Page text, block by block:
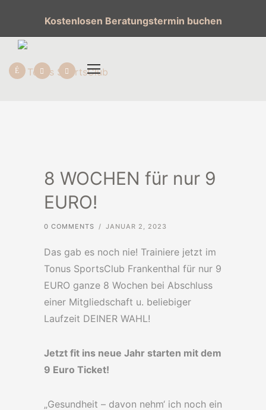
Kostenlosen Beratungstermin buchen
8 WOCHEN für nur 9
EURO!
0 COMMENTS / JANUAR 2, 2023
Das gab es noch nie! Trainiere jetzt im
Tonus SportsClub Frankenthal für nur 9
EURO ganze 8 Wochen bei Abschluss
einer Mitgliedschaft u. beliebiger
Laufzeit DEINER WAHL!
Jetzt fit ins neue Jahr starten mit dem
9 Euro Ticket!
„Gesundheit – davon nehm‘ ich noch ein